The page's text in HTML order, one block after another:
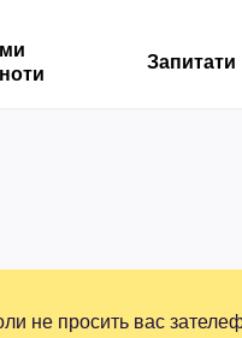
Запитати
не просить вас